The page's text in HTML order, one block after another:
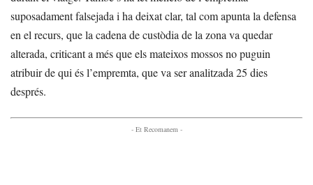
suposadament falsejada i ha deixat clar, tal com apunta la defensa
en el recurs, que la cadena de custòdia de la zona va quedar
alterada, criticant a més que els mateixos mossos no puguin
atribuir de qui és l’empremta, que va ser analitzada 25 dies
després.
- Et Recomanem -